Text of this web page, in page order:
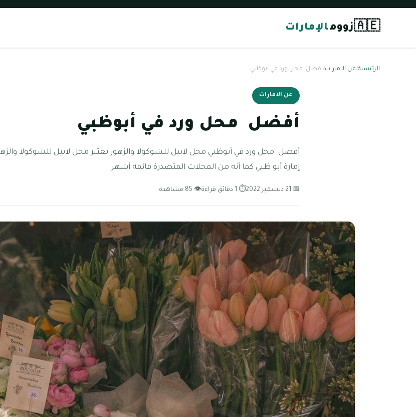
🇦🇪زوومالإمارات
الرئيسية/عن الامارات/أفضل محل ورد في أبوظبي
عن الامارات
أفضل محل ورد في أبوظبي
أفضل محل ورد في أبوظبي محل لابيل للشوكولا والزهور يعتبر محل لابيل للشوكولا
إمارة أبو ظبي كما أنه من المحلات المتصدرة قائمة أشهر
📅 21 ديسمبر 2022 ⏱ 1 دقائق قراءة 👁 85 مشاهدة